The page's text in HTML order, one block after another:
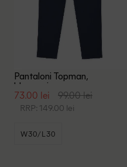
Pantaloni Topman,
bleumarin
73.00 lei 99.00 lei
RRP: 149.00 lei
W30/L30